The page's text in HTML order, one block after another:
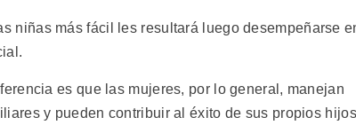
niñas más fácil les resultará luego desempeñarse
es que las mujeres, por lo general, manejan
y pueden contribuir al éxito de sus propios hijos